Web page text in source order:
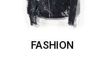
FASHION